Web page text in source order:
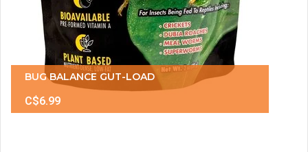
BUG BALANCE GUT-LOAD
C$6.99